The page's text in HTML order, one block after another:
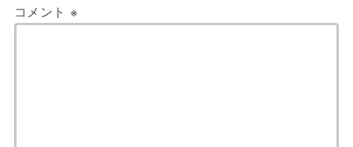
コメント ※